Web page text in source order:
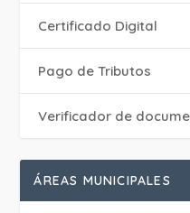
Certificado Digital
Pago de Tributos
Verificador de
ÁREAS MUNICIPALES